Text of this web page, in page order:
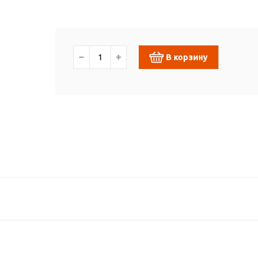
− + В корзину